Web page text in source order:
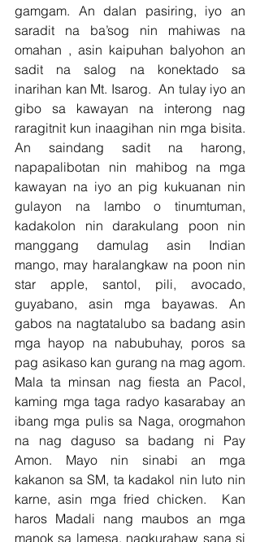
gamgam. An dalan pasiring, iyo an
saradit na ba’sog nin mahiwas na
omahan , asin kaipuhan balyohon an
sadit na salog na konektado sa
inarihan kan Mt. Isarog.  An tulay iyo an
gibo sa kawayan na interong nag
raragitnit kun inaagihan nin mga bisita.
An saindang sadit na harong,
napapalibotan nin mahibog na mga
kawayan na iyo an pig kukuanan nin
gulayon na lambo o tinumtuman,
kadakolon nin darakulang poon nin
manggang damulag asin Indian
mango, may haralangkaw na poon nin
star apple, santol, pili, avocado,
guyabano, asin mga bayawas. An
gabos na nagtatalubo sa badang asin
mga hayop na nabubuhay, poros sa
pag asikaso kan gurang na mag agom.
Mala ta minsan nag fiesta an Pacol,
kaming mga taga radyo kasarabay an
ibang mga pulis sa Naga, orogmahon
na nag daguso sa badang ni Pay
Amon. Mayo nin sinabi an mga
kakanon sa SM, ta kadakol nin luto nin
karne, asin mga fried chicken.  Kan
haros Madali nang maubos an mga
manok sa lamesa, nagkurahaw sana si